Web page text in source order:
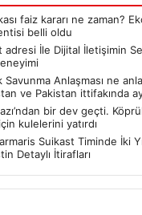
faiz kararı ne zaman?
belli oldu
adresi İle Dijital İletişimin
Anlaşması ne
ve Pakistan ittifakında
bir dev geçti.
kulelerini yatırdı
Suikast Timinde İki
Detaylı İtirafları